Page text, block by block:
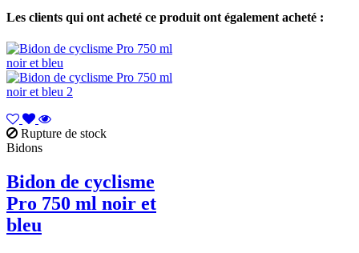
Les clients qui ont acheté ce produit ont également acheté :
Rupture de stock
Bidons
Bidon de cyclisme
Pro 750 ml noir et
bleu